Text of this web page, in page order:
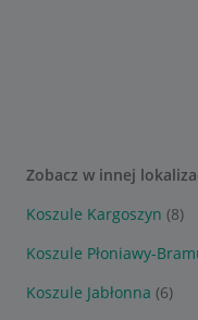
Zobacz w innej
Koszule Kargoszyn (8)
Koszule Płoniawy-
Koszule Jabłonna (6)